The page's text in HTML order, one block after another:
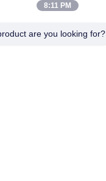
8:11 PM
are you looking for?